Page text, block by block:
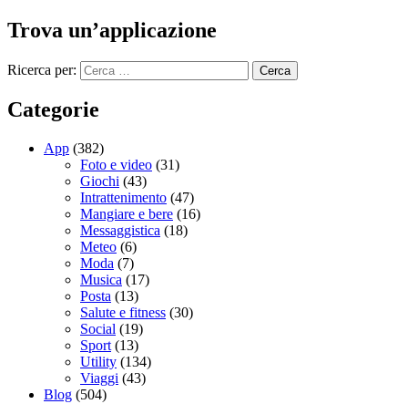
Trova un’applicazione
Ricerca per:
Categorie
App (382)
Foto e video (31)
Giochi (43)
Intrattenimento (47)
Mangiare e bere (16)
Messaggistica (18)
Meteo (6)
Moda (7)
Musica (17)
Posta (13)
Salute e fitness (30)
Social (19)
Sport (13)
Utility (134)
Viaggi (43)
Blog (504)